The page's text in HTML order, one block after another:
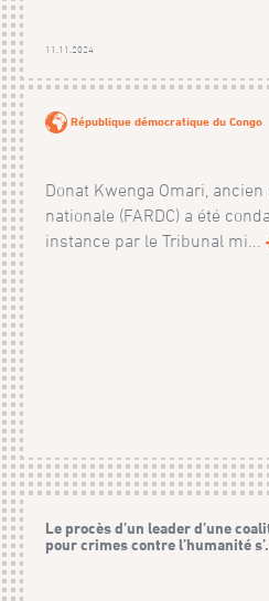
11.11.2024
République démocratique du Congo
Donat Kwenga Omari,
nationale (FARDC) a été
instance par le Tribunal mi...
Le procès d’un leader d’une
pour crimes contre l’humanité